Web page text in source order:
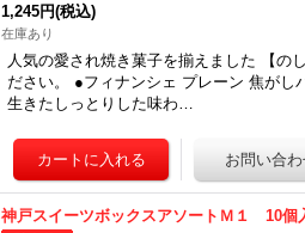
1,245円(税込)
在庫あり
人気の愛され焼き菓子を揃えました 【の
ださい。 ●フィナンシェ プレーン 焦がし
生きたしっとりした味わ…
神戸スイーツボックスアソートＭ１ 10個